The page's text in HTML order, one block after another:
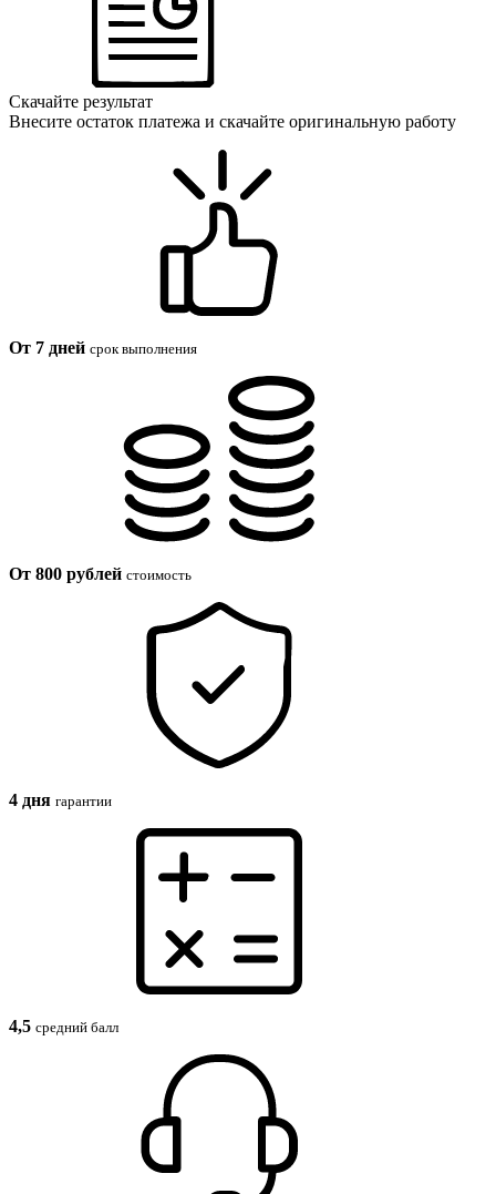
Скачайте результат
Внесите остаток платежа и скачайте оригинальную работу
От 7 дней срок выполнения
От 800 рублей стоимость
4 дня гарантии
4,5 средний балл